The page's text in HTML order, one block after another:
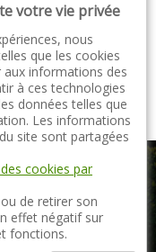
votre vie privée
nous
que les cookies
informations des
à ces technologies
données telles que
Les informations
site sont partagées
cookies par
de retirer son
effet négatif sur
fonctions.